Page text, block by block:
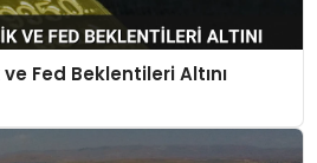
Fed Beklentileri Altını